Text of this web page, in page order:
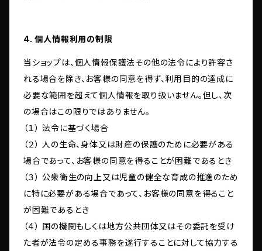
4. 個人情報利用の制限
当ショップは、個人情報保護法その他の法令により許容さ
れる場合を除き、お客様の同意を得ず、利用目的の達成に
必要な範囲を超えて個人情報を取り扱いません。但し、次
の場合はこの限りではありません。
（１） 法令に基づく場合
（２） 人の生命、身体又は財産の保護のために必要がある
場合であって、お客様の同意を得ることが困難であるとき
（３） 公衆衛生の向上又は児童の健全な育成の推進のため
に特に必要がある場合であって、お客様の同意を得ること
が困難であるとき
（４） 国の機関もしくは地方公共団体又はその委託を受け
た者が法令の定める事務を遂行することに対して協力する